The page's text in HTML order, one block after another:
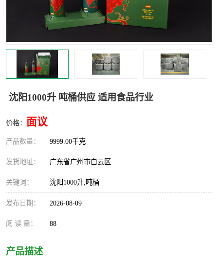
沈阳1000升 吨桶供应 适用食品行业
价格： 面议
产品数量： 9999.00千克
发货地址： 广东省广州市白云区
关键词： 沈阳1000升,吨桶
发布日期： 2026-08-09
阅 读 量： 88
产品描述